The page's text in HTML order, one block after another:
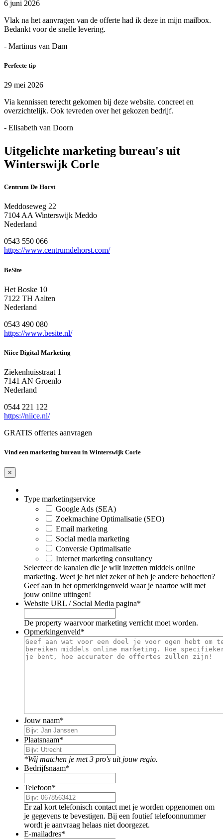
6 juni 2026
Vlak na het aanvragen van de offerte had ik deze in mijn mailbox.
Bedankt voor de snelle levering.
- Martinus van Dam
Perfecte tip
29 mei 2026
Via kennissen terecht gekomen bij deze website. concreet en
overzichtelijk. Ook tevreden over het gekozen bedrijf.
- Elisabeth van Doorn
Uitgelichte marketing bureau's uit
Winterswijk Corle
Centrum De Horst
Meddoseweg 22
7104 AA Winterswijk Meddo
Nederland
0543 550 066
https://www.centrumdehorst.com/
BeSite
Het Boske 10
7122 TH Aalten
Nederland
0543 490 080
https://www.besite.nl/
Niice Digital Marketing
Ziekenhuisstraat 1
7141 AN Groenlo
Nederland
0544 221 122
https://niice.nl/
GRATIS offertes aanvragen
Vind een marketing bureau in Winterswijk Corle
×
Type marketingservice
Google Ads (SEA)
Zoekmachine Optimalisatie (SEO)
Email marketing
Social media marketing
Conversie Optimalisatie
Internet marketing consultancy
Selecteer de kanalen die je wilt inzetten middels online
marketing. Weet je het niet zeker of heb je andere behoeften?
Geef aan in het opmerkingenveld waar je naartoe wilt met
jouw online uitingen!
Website URL / Social Media pagina*
De property waarvoor marketing verricht moet worden.
Opmerkingenveld*
Jouw naam*
Plaatsnaam*
*Wij matchen je met 3 pro's uit jouw regio.
Bedrijfsnaam*
Telefoon*
Er zal kort telefonisch contact met je worden opgenomen om
je gegevens te bevestigen. Bij een foutief telefoonnummer
wordt je aanvraag helaas niet doorgezet.
E-mailadres*